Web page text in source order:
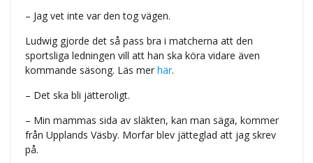
– Jag vet inte var den tog vägen.
Ludwig gjorde det så pass bra i matcherna att den
sportsliga ledningen vill att han ska köra vidare även
kommande säsong. Läs mer här.
– Det ska bli jätteroligt.
– Min mammas sida av släkten, kan man säga, kommer
från Upplands Väsby. Morfar blev jätteglad att jag skrev
på.